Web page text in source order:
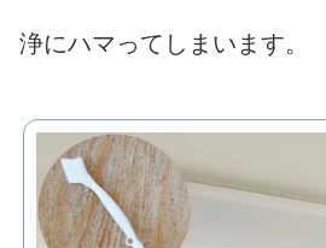
浄にハマってしまいます。